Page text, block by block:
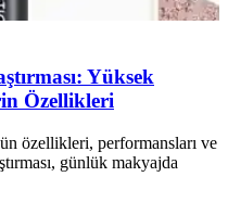
Yüksek
Özellikleri
özellikleri, performansları ve
günlük makyajda